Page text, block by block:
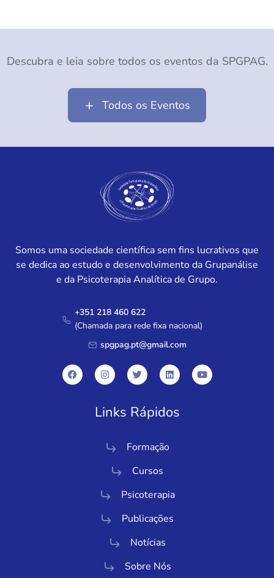
Descubra e leia sobre todos os eventos da SPGPAG.
Todos os Eventos
Somos uma sociedade científica sem fins lucrativos que
se dedica ao estudo e desenvolvimento da Grupanálise
e da Psicoterapia Analítica de Grupo.
+351 218 460 622
(Chamada para rede fixa nacional)
spgpag.pt@gmail.com
Links Rápidos
Formação
Cursos
Psicoterapia
Publicações
Notícias
Sobre Nós